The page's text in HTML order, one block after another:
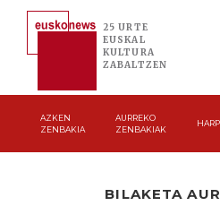
25 URTE
EUSKAL
KULTURA
ZABALTZEN
AZKEN
ZENBAKIA
AURREKO
ZENBAKIAK
BILAKETA